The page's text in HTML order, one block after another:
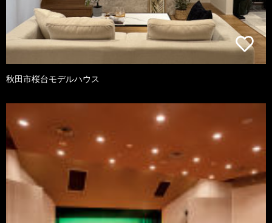
秋田市桜台モデルハウス